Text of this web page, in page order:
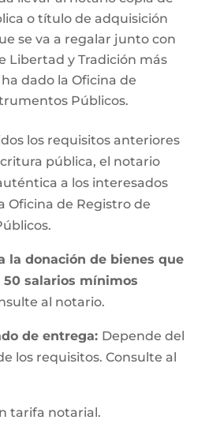
o título de adquisición
se va a regalar junto con
Libertad y Tradición más
dado la Oficina de
Públicos.
los requisitos anteriores
pública, el notario
a los interesados
Oficina de Registro de
la donación de bienes que
salarios mínimos
al notario.
de entrega: Depende del
los requisitos. Consulte al
tarifa notarial.